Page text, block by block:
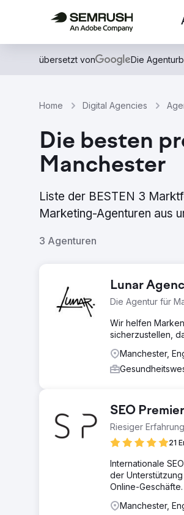
übersetzt von Die
Home Digital Agencies
Die besten
Manchester
Liste der BESTEN 3
Marketing-Agenturen aus
3 Agenturen
Lunar
Die Agentur für
Wir helfen
sicherzustellen,
Manchester,
SEO Premier
Riesiger
21
Internationale
der
Online-
Manchester,